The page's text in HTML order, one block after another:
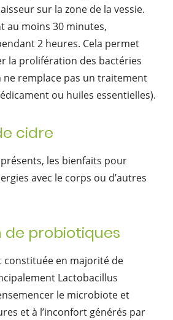
sur la zone de la vessie.
au moins 30 minutes,
2 heures. Cela permet
la prolifération des bactéries
ne remplace pas un traitement
ou huiles essentielles).
cidre
les bienfaits pour
avec le corps ou d’autres
de probiotiques
constituée en majorité de
Lactobacillus
le microbiote et
et à l’inconfort générés par